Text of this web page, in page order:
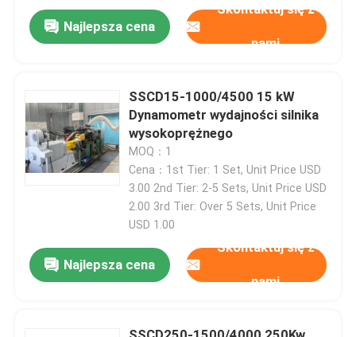
Produkty
Najlepsza cena
Skontaktuj się z
nami
SSCD15-1000/4500 15 kW
Dynamometr wydajności silnika
wysokoprężnego
MOQ：1
Cena：1st Tier: 1 Set, Unit Price USD
3.00 2nd Tier: 2-5 Sets, Unit Price USD
2.00 3rd Tier: Over 5 Sets, Unit Price
USD 1.00
Najlepsza cena
Skontaktuj się z
nami